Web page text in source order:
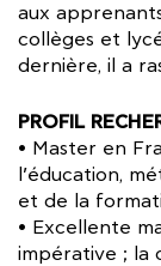
aux
collèges et
dernière, il a
PROFIL
• Master en
l’éducation,
et de la
• Excellente
impérative ; la